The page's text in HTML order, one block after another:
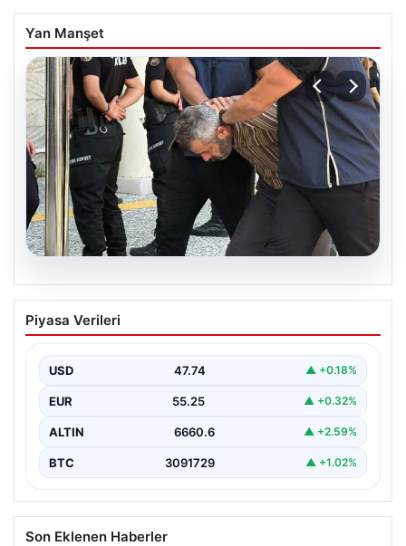
Yan Manşet
Burkay Karatepe soruşturması. FETÖ
mensubunun ablası gözaltına alındı
Piyasa Verileri
USD 47.74 ▲ +0.18%
EUR 55.25 ▲ +0.32%
ALTIN 6660.6 ▲ +2.59%
BTC 3091729 ▲ +1.02%
Son Eklenen Haberler